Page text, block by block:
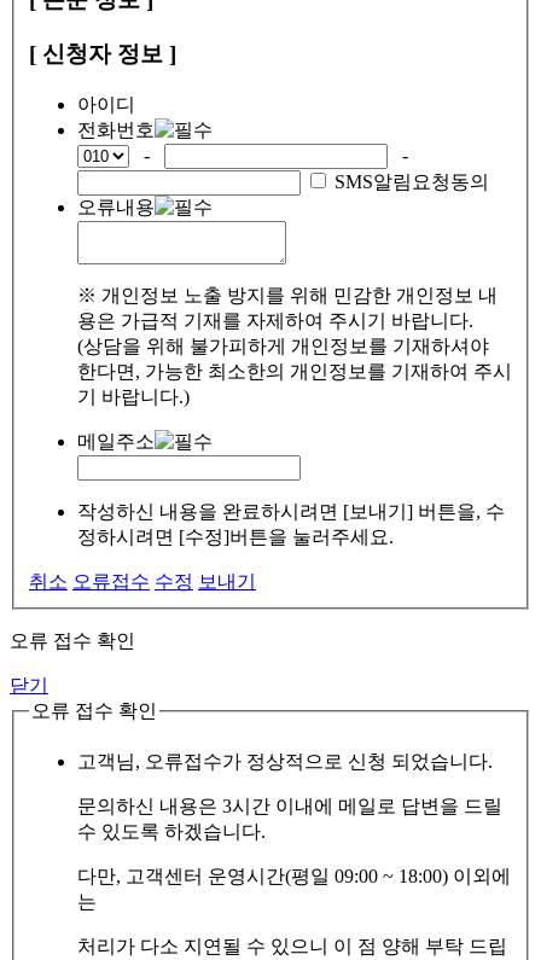
[ 신청자 정보 ]
아이디
전화번호
-
-
SMS알림요청동의
오류내용
※ 개인정보 노출 방지를 위해 민감한 개인정보 내
용은 가급적 기재를 자제하여 주시기 바랍니다.
(상담을 위해 불가피하게 개인정보를 기재하셔야
한다면, 가능한 최소한의 개인정보를 기재하여 주시
기 바랍니다.)
메일주소
작성하신 내용을 완료하시려면 [보내기] 버튼을, 수
정하시려면 [수정]버튼을 눌러주세요.
취소 오류접수 수정 보내기
오류 접수 확인
닫기
오류 접수 확인
고객님, 오류접수가 정상적으로 신청 되었습니다.
문의하신 내용은 3시간 이내에 메일로 답변을 드릴
수 있도록 하겠습니다.
다만, 고객센터 운영시간(평일 09:00 ~ 18:00) 이외에
는
처리가 다소 지연될 수 있으니 이 점 양해 부탁 드립